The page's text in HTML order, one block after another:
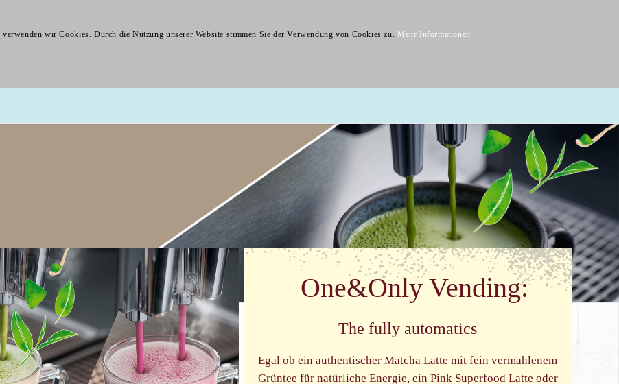
Vending Trinkschokoladen Toppings
One&Only Vending:
The fully automatics
Egal ob ein authentischer Matcha Latte mit fein vermahlenem
Grüntee für natürliche Energie, ein Pink Superfood Latte oder
wir Cookies. Durch die Nutzung unserer Website stimmen Sie der Verwendung von Cookies zu. Mehr Informationen